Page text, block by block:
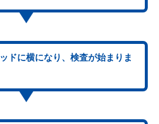
ドに横になり、検査が始まりま